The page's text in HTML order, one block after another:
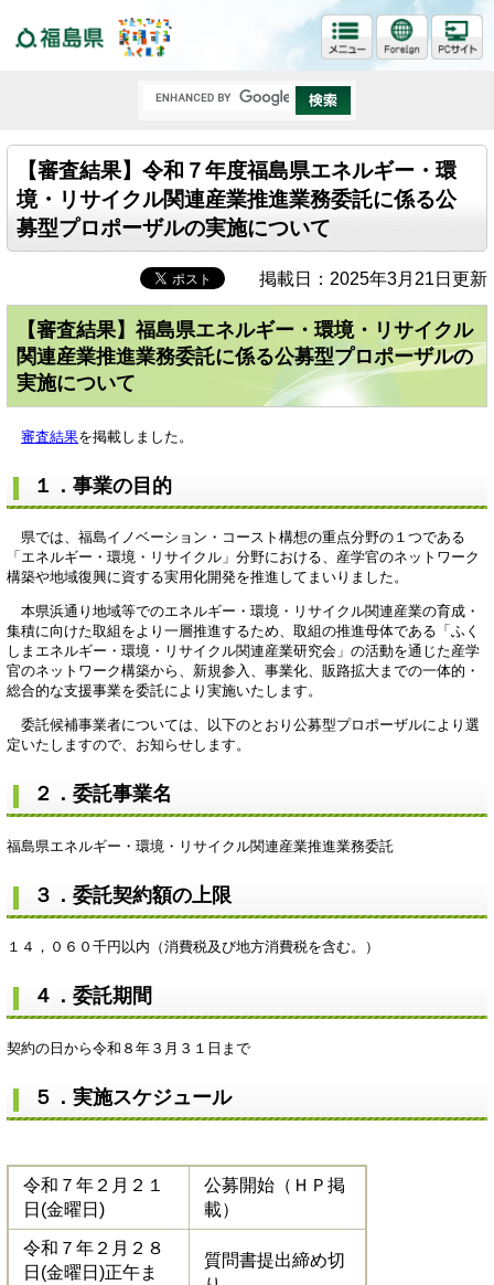
【審査結果】令和７年度福島県エネルギー・環
境・リサイクル関連産業推進業務委託に係る公
募型プロポーザルの実施について
掲載日：2025年3月21日更新
【審査結果】福島県エネルギー・環境・リサイクル
関連産業推進業務委託に係る公募型プロポーザルの
実施について
審査結果を掲載しました。
１．事業の目的
県では、福島イノベーション・コースト構想の重点分野の１つである
「エネルギー・環境・リサイクル」分野における、産学官のネットワーク
構築や地域復興に資する実用化開発を推進してまいりました。
本県浜通り地域等でのエネルギー・環境・リサイクル関連産業の育成・
集積に向けた取組をより一層推進するため、取組の推進母体である「ふく
しまエネルギー・環境・リサイクル関連産業研究会」の活動を通じた産学
官のネットワーク構築から、新規参入、事業化、販路拡大までの一体的・
総合的な支援事業を委託により実施いたします。
委託候補事業者については、以下のとおり公募型プロポーザルにより選
定いたしますので、お知らせします。
２．委託事業名
福島県エネルギー・環境・リサイクル関連産業推進業務委託
３．委託契約額の上限
１４，０６０千円以内（消費税及び地方消費税を含む。）
４．委託期間
契約の日から令和８年３月３１日まで
５．実施スケジュール
令和７年２月２１
日(金曜日)
公募開始（ＨＰ掲
載）
令和７年２月２８
日(金曜日)正午ま
質問書提出締め切